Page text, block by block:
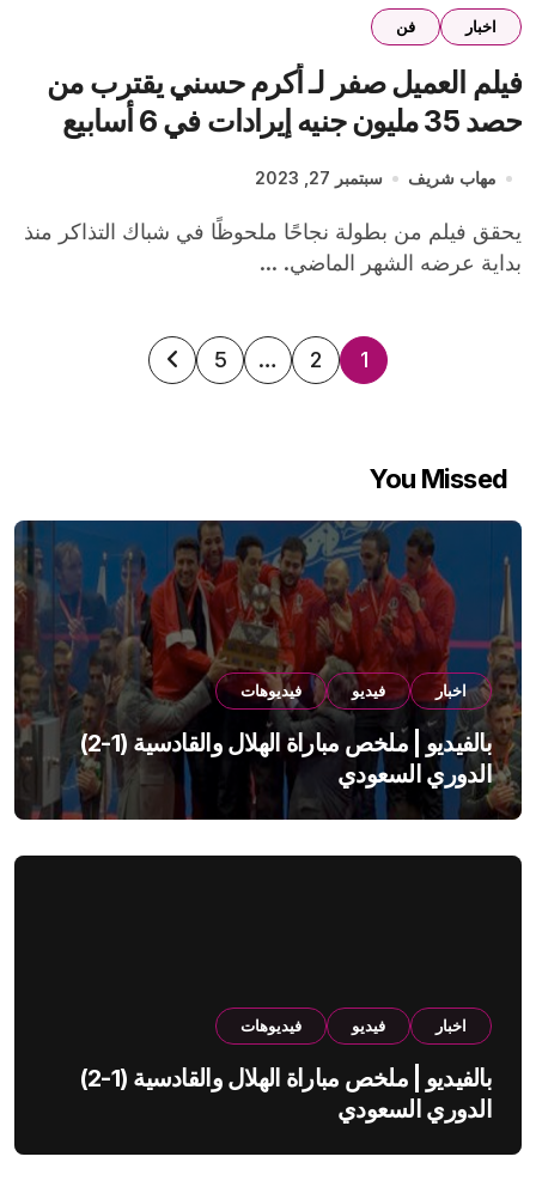
اخبار فن
فيلم العميل صفر لـ أكرم حسني يقترب من
حصد 35 مليون جنيه إيرادات في 6 أسابيع
مهاب شريف سبتمبر 27, 2023
يحقق فيلم من بطولة نجاحًا ملحوظًا في شباك التذاكر منذ
بداية عرضه الشهر الماضي. ...
تعدد
المقالات
1
2
…
5
You Missed
اخبار فيديو فيديوهات
بالفيديو | ملخص مباراة الهلال والقادسية (1-2)
الدوري السعودي
اخبار فيديو فيديوهات
بالفيديو | ملخص مباراة الهلال والقادسية (1-2)
الدوري السعودي